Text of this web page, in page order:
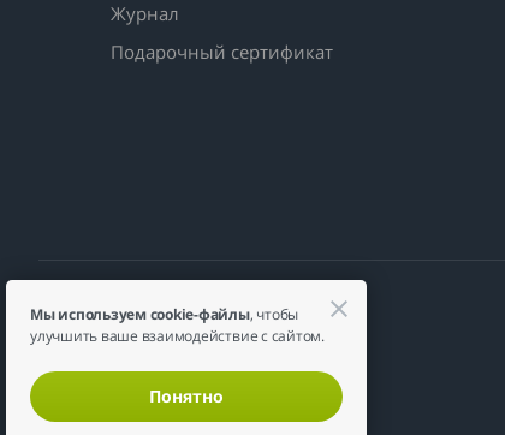
Журнал
Подарочный сертификат
Мы используем cookie-файлы, чтобы
улучшить ваше взаимодействие с сайтом.
Понятно